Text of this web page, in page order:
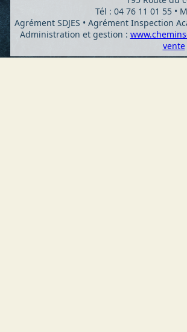
Tél : 04 76 11 01 55 •
Agrément SDJES • Agrément Inspection
Administration et gestion :
vente